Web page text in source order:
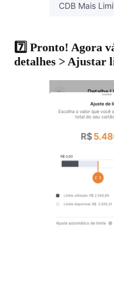
CDB Mais
7️⃣ Pronto! Agora
detalhes > Ajustar